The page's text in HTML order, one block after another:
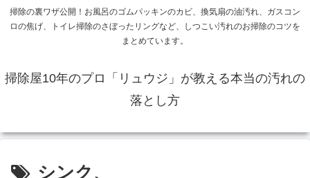
掃除の裏ワザ公開！お風呂のゴムパッキンのカビ、換気扇の油汚れ、ガスコン
ロの焦げ、トイレ掃除のさぼったリングなど、しつこい汚れのお掃除のコツを
まとめています。
掃除屋10年のプロ「リュウジ」が教える本当の汚れの
落とし方
シンク、